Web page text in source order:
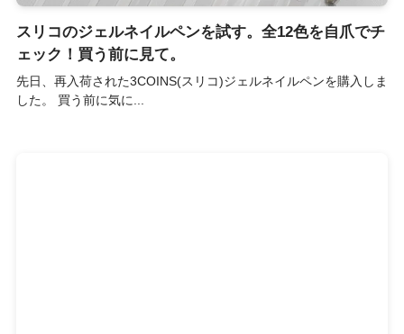
スリコのジェルネイルペンを試す。全12色を自爪でチ
ェック！買う前に見て。
先日、再入荷された3COINS(スリコ)ジェルネイルペンを購入しま
した。 買う前に気に...